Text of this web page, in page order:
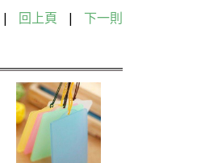
| 回上頁 | 下一則